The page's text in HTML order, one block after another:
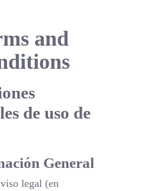
and
de uso de
General
legal (en